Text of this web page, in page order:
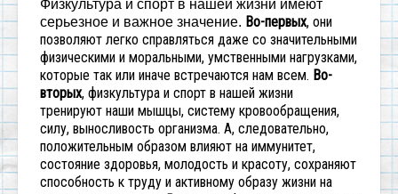
Физкультура и спорт в нашей жизни имеют
серьезное и важное значение. Во-первых, они
позволяют легко справляться даже со значительными
физическими и моральными, умственными нагрузками,
которые так или иначе встречаются нам всем. Во-
вторых, физкультура и спорт в нашей жизни
тренируют наши мышцы, систему кровообращения,
силу, выносливость организма. А, следовательно,
положительным образом влияют на иммунитет,
состояние здоровья, молодость и красоту, сохраняют
способность к труду и активному образу жизни на